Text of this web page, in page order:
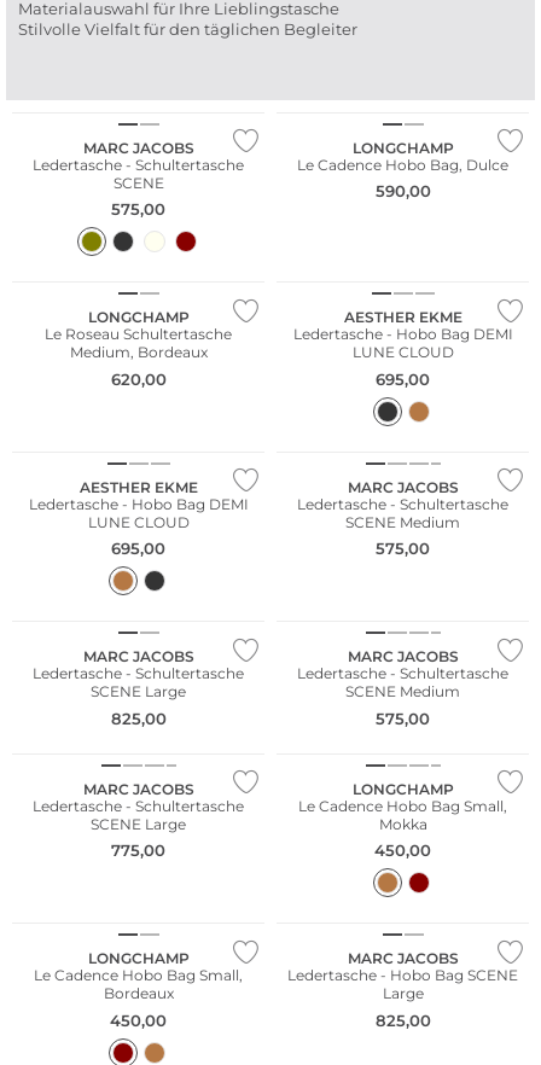
Materialauswahl für Ihre Lieblingstasche
Stilvolle Vielfalt für den täglichen Begleiter
MARC JACOBS
Ledertasche - Schultertasche
SCENE
575,00
LONGCHAMP
Le Cadence Hobo Bag, Dulce
590,00
Nachhaltig
LONGCHAMP
Le Roseau Schultertasche
Medium, Bordeaux
620,00
AESTHER EKME
Ledertasche - Hobo Bag DEMI
LUNE CLOUD
695,00
AESTHER EKME
Ledertasche - Hobo Bag DEMI
LUNE CLOUD
695,00
MARC JACOBS
Ledertasche - Schultertasche
SCENE Medium
575,00
MARC JACOBS
Ledertasche - Schultertasche
SCENE Large
825,00
MARC JACOBS
Ledertasche - Schultertasche
SCENE Medium
575,00
MARC JACOBS
Ledertasche - Schultertasche
SCENE Large
775,00
LONGCHAMP
Le Cadence Hobo Bag Small,
Mokka
450,00
LONGCHAMP
Le Cadence Hobo Bag Small,
Bordeaux
450,00
MARC JACOBS
Ledertasche - Hobo Bag SCENE
Large
825,00